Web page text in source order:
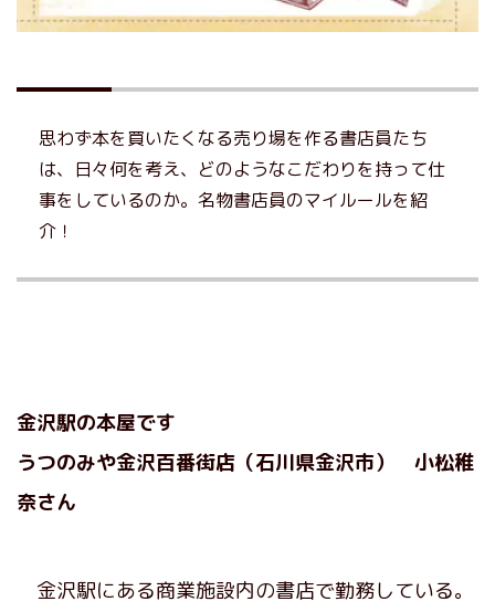
思わず本を買いたくなる売り場を作る書店員たち
は、日々何を考え、どのようなこだわりを持って仕
事をしているのか。名物書店員のマイルールを紹
介！
金沢駅の本屋です
うつのみや金沢百番街店（石川県金沢市） 小松稚
奈さん
金沢駅にある商業施設内の書店で勤務している。